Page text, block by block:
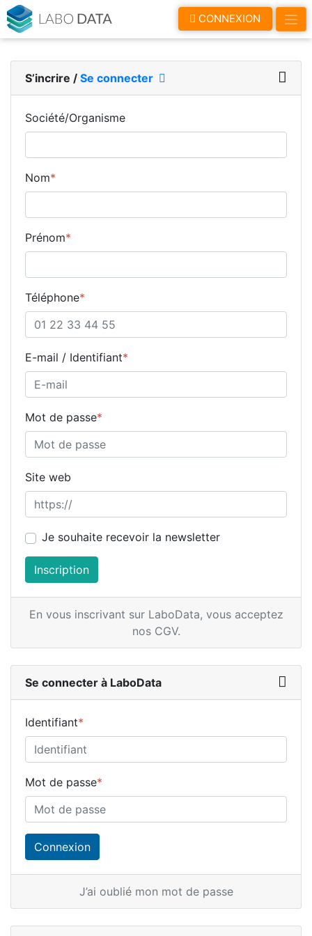
CONNEXION
S’incrire / Se connecter
Société/Organisme
Nom*
Prénom*
Téléphone*
E-mail / Identifiant*
Mot de passe*
Site web
Je souhaite recevoir la newsletter
Inscription
En vous inscrivant sur LaboData, vous acceptez
nos CGV.
Se connecter à LaboData
Identifiant*
Mot de passe*
J’ai oublié mon mot de passe